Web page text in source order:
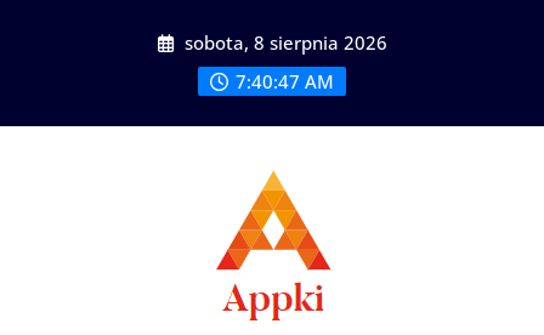
sobota, 8 sierpnia 2026
7:40:49 AM